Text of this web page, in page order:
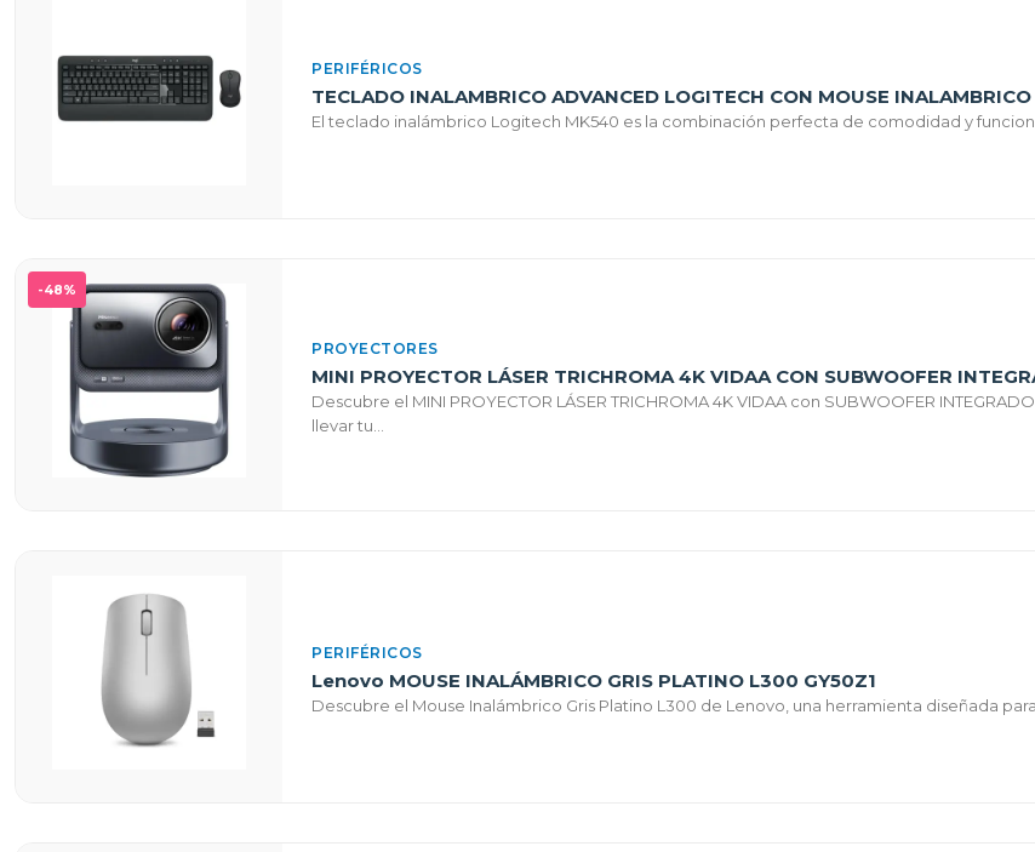
PERIFÉRICOS
TECLADO INALAMBRICO ADVANCED LOGITECH CON MOUSE
El teclado inalámbrico Logitech MK540 es la combinación perfecta de comodidad y
-48%
PROYECTORES
MINI PROYECTOR LÁSER TRICHROMA 4K VIDAA CON SUBWOOFER
Descubre el MINI PROYECTOR LÁSER TRICHROMA 4K VIDAA con SUBWOOFER
llevar tu...
PERIFÉRICOS
Lenovo MOUSE INALÁMBRICO GRIS PLATINO L300 GY50Z1
Descubre el Mouse Inalámbrico Gris Platino L300 de Lenovo, una herramienta diseñada